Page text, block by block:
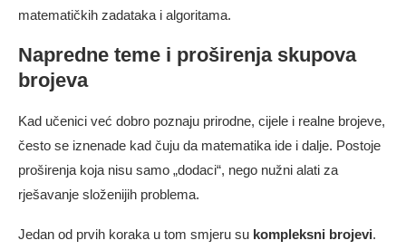
matematičkih zadataka i algoritama.
Napredne teme i proširenja skupova
brojeva
Kad učenici već dobro poznaju prirodne, cijele i realne brojeve,
često se iznenade kad čuju da matematika ide i dalje. Postoje
proširenja koja nisu samo „dodaci“, nego nužni alati za
rješavanje složenijih problema.
Jedan od prvih koraka u tom smjeru su kompleksni brojevi.